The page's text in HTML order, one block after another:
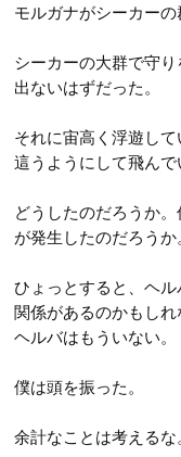
モルガナがシーカーの
シーカーの大群で守
出ないはずだった。
それに宙高く浮遊し
這うようにして飛んで
どうしたのだろうか
が発生したのだろうか
ひょっとすると、ヘ
関係があるのかもし
ヘルバはもういない。
僕は頭を振った。
余計なことは考えるな